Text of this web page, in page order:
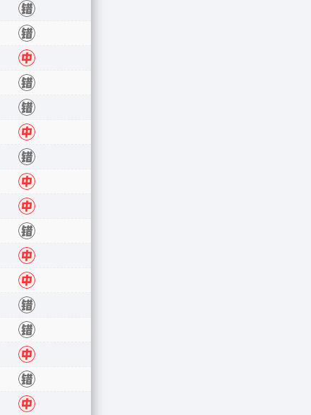
错
错
中
错
错
中
错
中
中
错
中
中
错
错
中
错
中